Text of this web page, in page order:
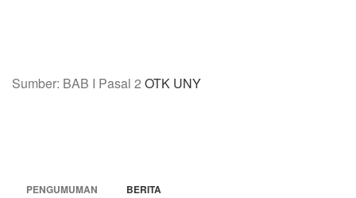
Sumber: BAB I Pasal 2 OTK UNY
PENGUMUMAN BERITA